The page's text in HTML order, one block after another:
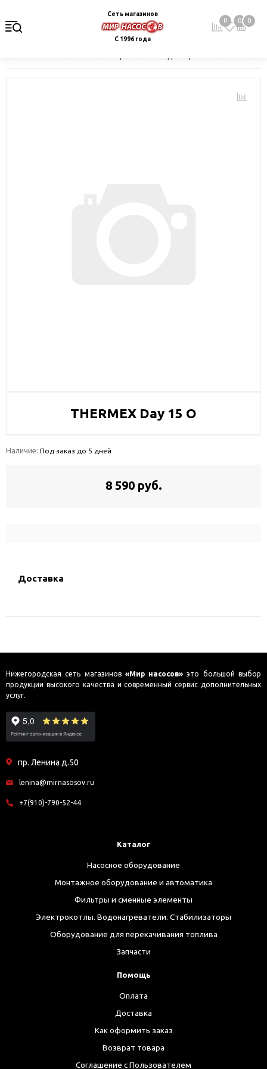
Сеть магазинов
С 1996 года
0 0 0
THERMEX Day 15 O
Наличие: Под заказ до 5 дней
8 590 руб.
Доставка
Нижегородская сеть магазинов «Мир насосов» это большой выбор
продукции высокого качества и современный сервис дополнительных
услуг.
пр. Ленина д.50
lenina@mirnasosov.ru
+7(910)-790-52-44
Каталог
Насосное оборудование
Монтажное оборудование и автоматика
Фильтры и сменные элементы
Электрокотлы. Водонагреватели. Стабилизаторы
Оборудование для перекачивания топлива
Запчасти
Помощь
Оплата
Доставка
Как оформить заказ
Возврат товара
Соглашение с Пользователем